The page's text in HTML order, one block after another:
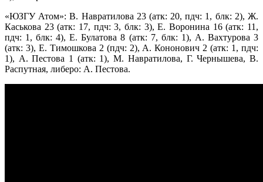
«ЮЗГУ Атом»: В. Навратилова 23 (атк: 20, пдч: 1, блк: 2), Ж.
Каськова 23 (атк: 17, пдч: 3, блк: 3), Е. Воронина 16 (атк: 11,
пдч: 1, блк: 4), Е. Булатова 8 (атк: 7, блк: 1), А. Вахтурова 3
(атк: 3), Е. Тимошкова 2 (пдч: 2), А. Кононович 2 (атк: 1, пдч:
1), А. Пестова 1 (атк: 1), М. Навратилова, Г. Чернышева, В.
Распутная, либеро: А. Пестова.